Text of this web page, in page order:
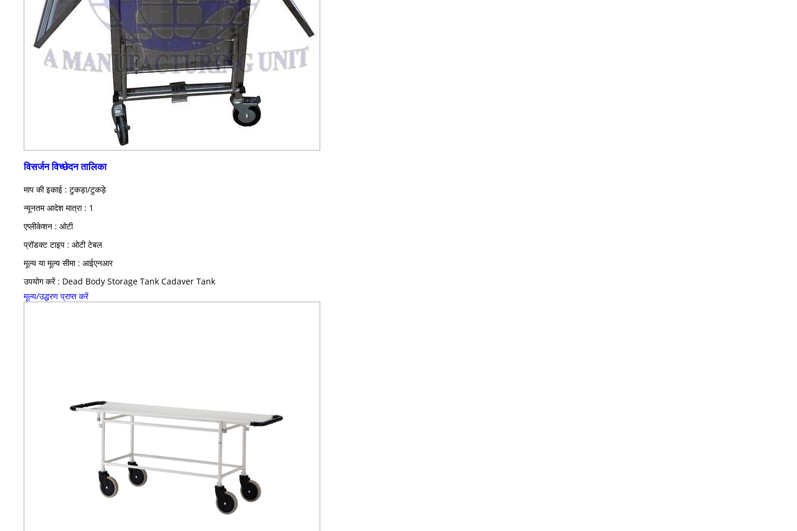
विसर्जन विच्छेदन तालिका
माप की इकाई : टुकड़ा/टुकड़े
न्यूनतम आदेश मात्रा : 1
एप्लीकेशन : ओटी
प्रॉडक्ट टाइप : ओटी टेबल
मूल्य या मूल्य सीमा : आईएनआर
उपयोग करें : Dead Body Storage Tank Cadaver Tank
मूल्य/उद्धरण प्राप्त करें